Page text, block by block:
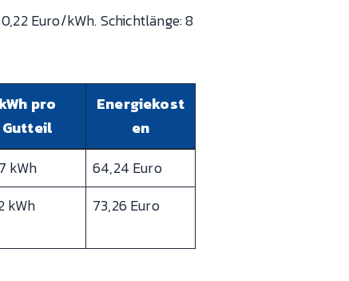
Euro/kWh. Schichtlänge: 8
kWh pro
Gutteil
Energiekost
en
kWh
64,24 Euro
kWh 73,26 Euro